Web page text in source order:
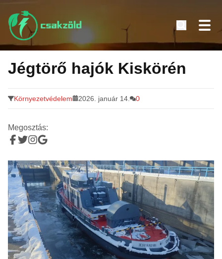
Tovább
tartalomra
Jégtörő hajók Kiskörén
Környezetvédelem 2026. január 14. 0
Megosztás: